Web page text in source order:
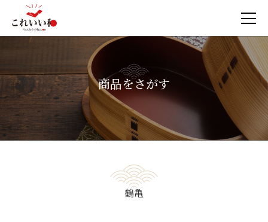
商品をさがす
鶴亀